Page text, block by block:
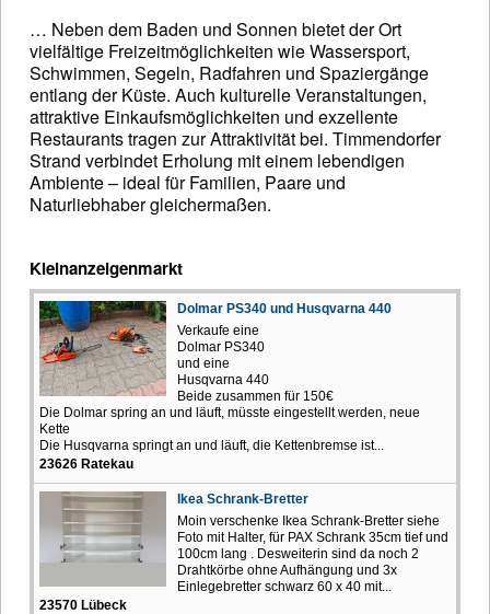
… Neben dem Baden und Sonnen bietet der Ort
vielfältige Freizeitmöglichkeiten wie Wassersport,
Schwimmen, Segeln, Radfahren und Spaziergänge
entlang der Küste. Auch kulturelle Veranstaltungen,
attraktive Einkaufsmöglichkeiten und exzellente
Restaurants tragen zur Attraktivität bei. Timmendorfer
Strand verbindet Erholung mit einem lebendigen
Ambiente – ideal für Familien, Paare und
Naturliebhaber gleichermaßen.
Kleinanzeigenmarkt
Dolmar PS340 und Husqvarna 440
Verkaufe eine
Dolmar PS340
und eine
Husqvarna 440
Beide zusammen für 150€
Die Dolmar spring an und läuft, müsste eingestellt werden, neue
Kette
Die Husqvarna springt an und läuft, die Kettenbremse ist...
23626 Ratekau
Ikea Schrank-Bretter
Moin verschenke Ikea Schrank-Bretter siehe
Foto mit Halter, für PAX Schrank 35cm tief und
100cm lang . Desweiterin sind da noch 2
Drahtkörbe ohne Aufhängung und 3x
Einlegebretter schwarz 60 x 40 mit...
23570 Lübeck